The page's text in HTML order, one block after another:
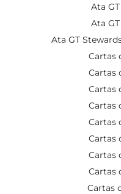
Ata
Ata
Ata GT
Cartas
Cartas
Cartas
Cartas
Cartas
Cartas
Cartas
Cartas
Cartas